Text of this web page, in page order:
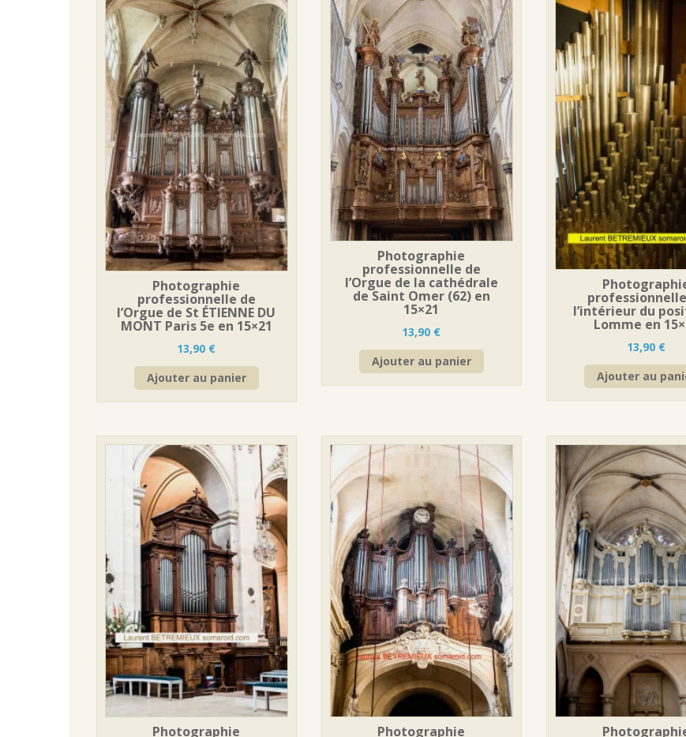
Photographie
professionnelle de
l’Orgue de St ÉTIENNE DU
MONT Paris 5e en 15×21
13,90 €
Ajouter au panier
Photographie
professionnelle de
l’Orgue de la cathédrale
de Saint Omer (62) en
15×21
13,90 €
Ajouter au panier
l’intérieur du
Lomme en
13,90 €
Ajouter au
Photographie Photographie